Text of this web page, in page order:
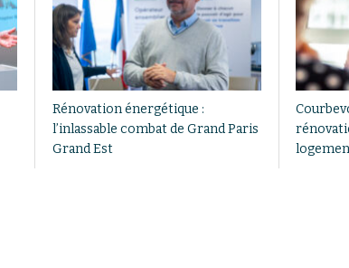
Rénovation énergétique :
l’inlassable combat de Grand Paris
Grand Est